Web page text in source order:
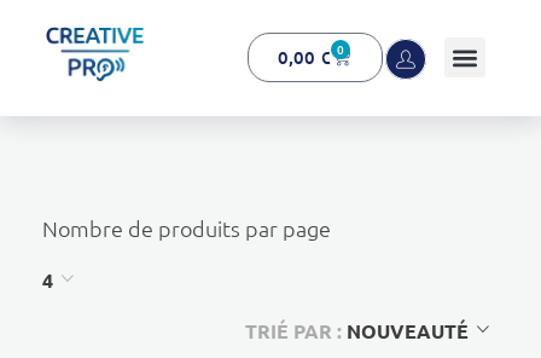
0,00 € 0
Nombre de produits par page
4
TRIÉ PAR : NOUVEAUTÉ